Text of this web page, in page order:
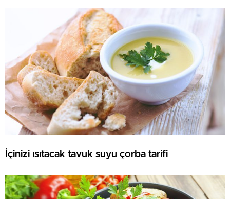
İçinizi ısıtacak tavuk suyu çorba tarifi